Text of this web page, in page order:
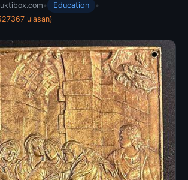
• Education
•
ulasan)